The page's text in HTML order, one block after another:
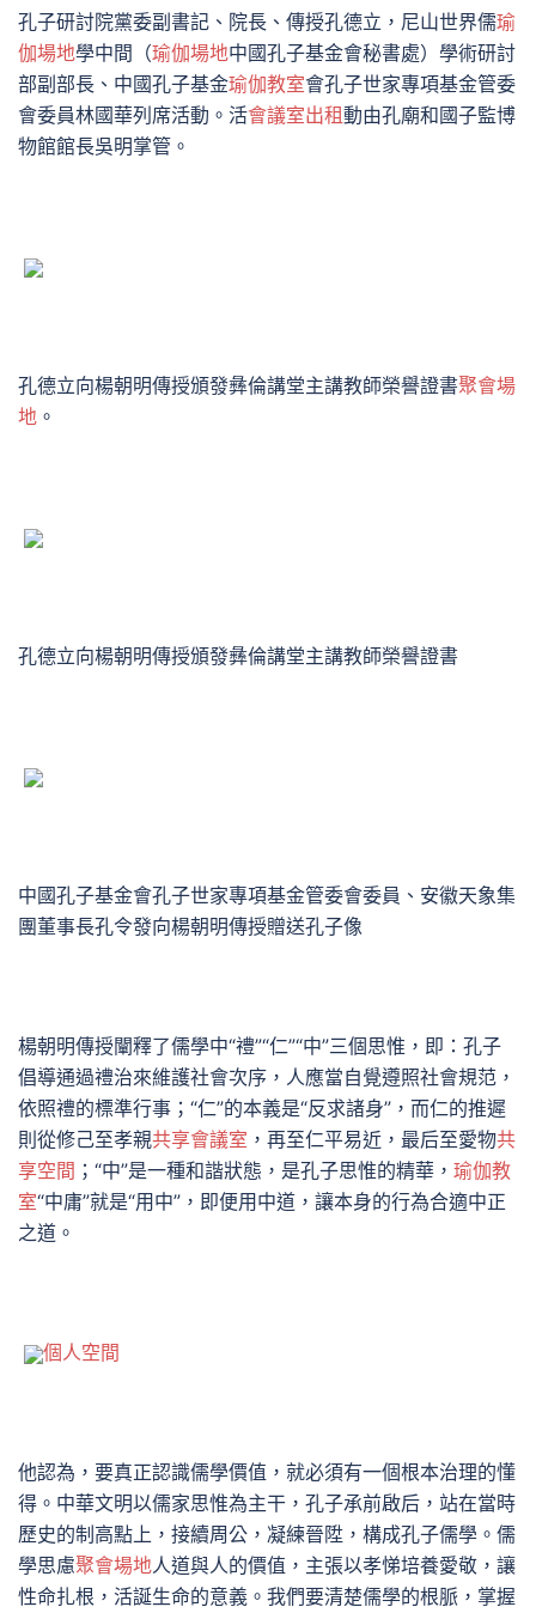
孔子研討院黨委副書記、院長、傳授孔德立，尼山世界儒瑜
伽場地學中間（瑜伽場地中國孔子基金會秘書處）學術研討
部副部長、中國孔子基金瑜伽教室會孔子世家專項基金管委
會委員林國華列席活動。活會議室出租動由孔廟和國子監博
物館館長吳明掌管。
孔德立向楊朝明傳授頒發彝倫講堂主講教師榮譽證書聚會場
地 。
孔德立向楊朝明傳授頒發彝倫講堂主講教師榮譽證書
中國孔子基金會孔子世家專項基金管委會委員、安徽天象集
團董事長孔令發向楊朝明傳授贈送孔子像
楊朝明傳授闡釋了儒學中“禮”“仁”“中”三個思惟，即：孔子
倡導通過禮治來維護社會次序，人應當自覺遵照社會規范，
依照禮的標準行事；“仁”的本義是“反求諸身”，而仁的推遲
則從修己至孝親共享會議室 ，再至仁平易近，最后至愛物共
享空間 ；“中”是一種和諧狀態，是孔子思惟的精華， 瑜伽教
室“中庸”就是“用中”，即便用中道，讓本身的行為合適中正
之道。
個人空間
他認為，要真正認識儒學價值，就必須有一個根本治理的懂
得。中華文明以儒家思惟為主干，孔子承前啟后，站在當時
歷史的制高點上，接續周公，凝練晉陞，構成孔子儒學。儒
學思慮聚會場地人道與人的價值，主張以孝悌培養愛敬，讓
性命扎根，活誕生命的意義。我們要清楚儒學的根脈，掌握